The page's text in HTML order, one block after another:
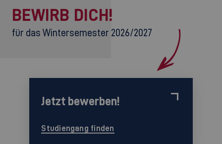
BEWIRB DICH!
für das Wintersemester 2026/2027
Jetzt bewerben!
Studiengang finden